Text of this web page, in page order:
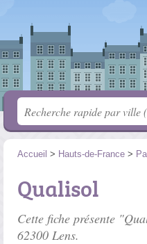
Accueil > Hauts-de-France >
Qualisol
Cette fiche présente
62300 Lens.